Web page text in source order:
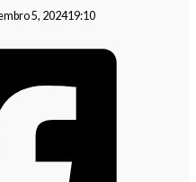
5, 202419:10